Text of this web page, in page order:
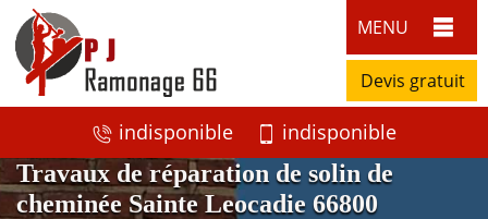
MENU
Devis gratuit
indisponible indisponible
Travaux de réparation de solin de
cheminée Sainte Leocadie 66800